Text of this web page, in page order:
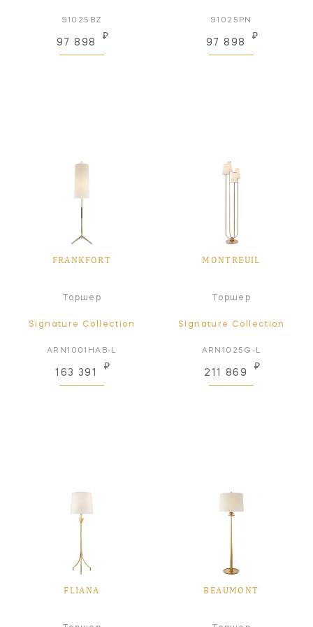
91025BZ
97 898
₽
91025PN
97 898
₽
FRANKFORT
Торшер
Signature Collection
ARN1001HAB-L
163 391
₽
MONTREUIL
Торшер
Signature Collection
ARN1025G-L
211 869
₽
FLIANA BEAUMONT